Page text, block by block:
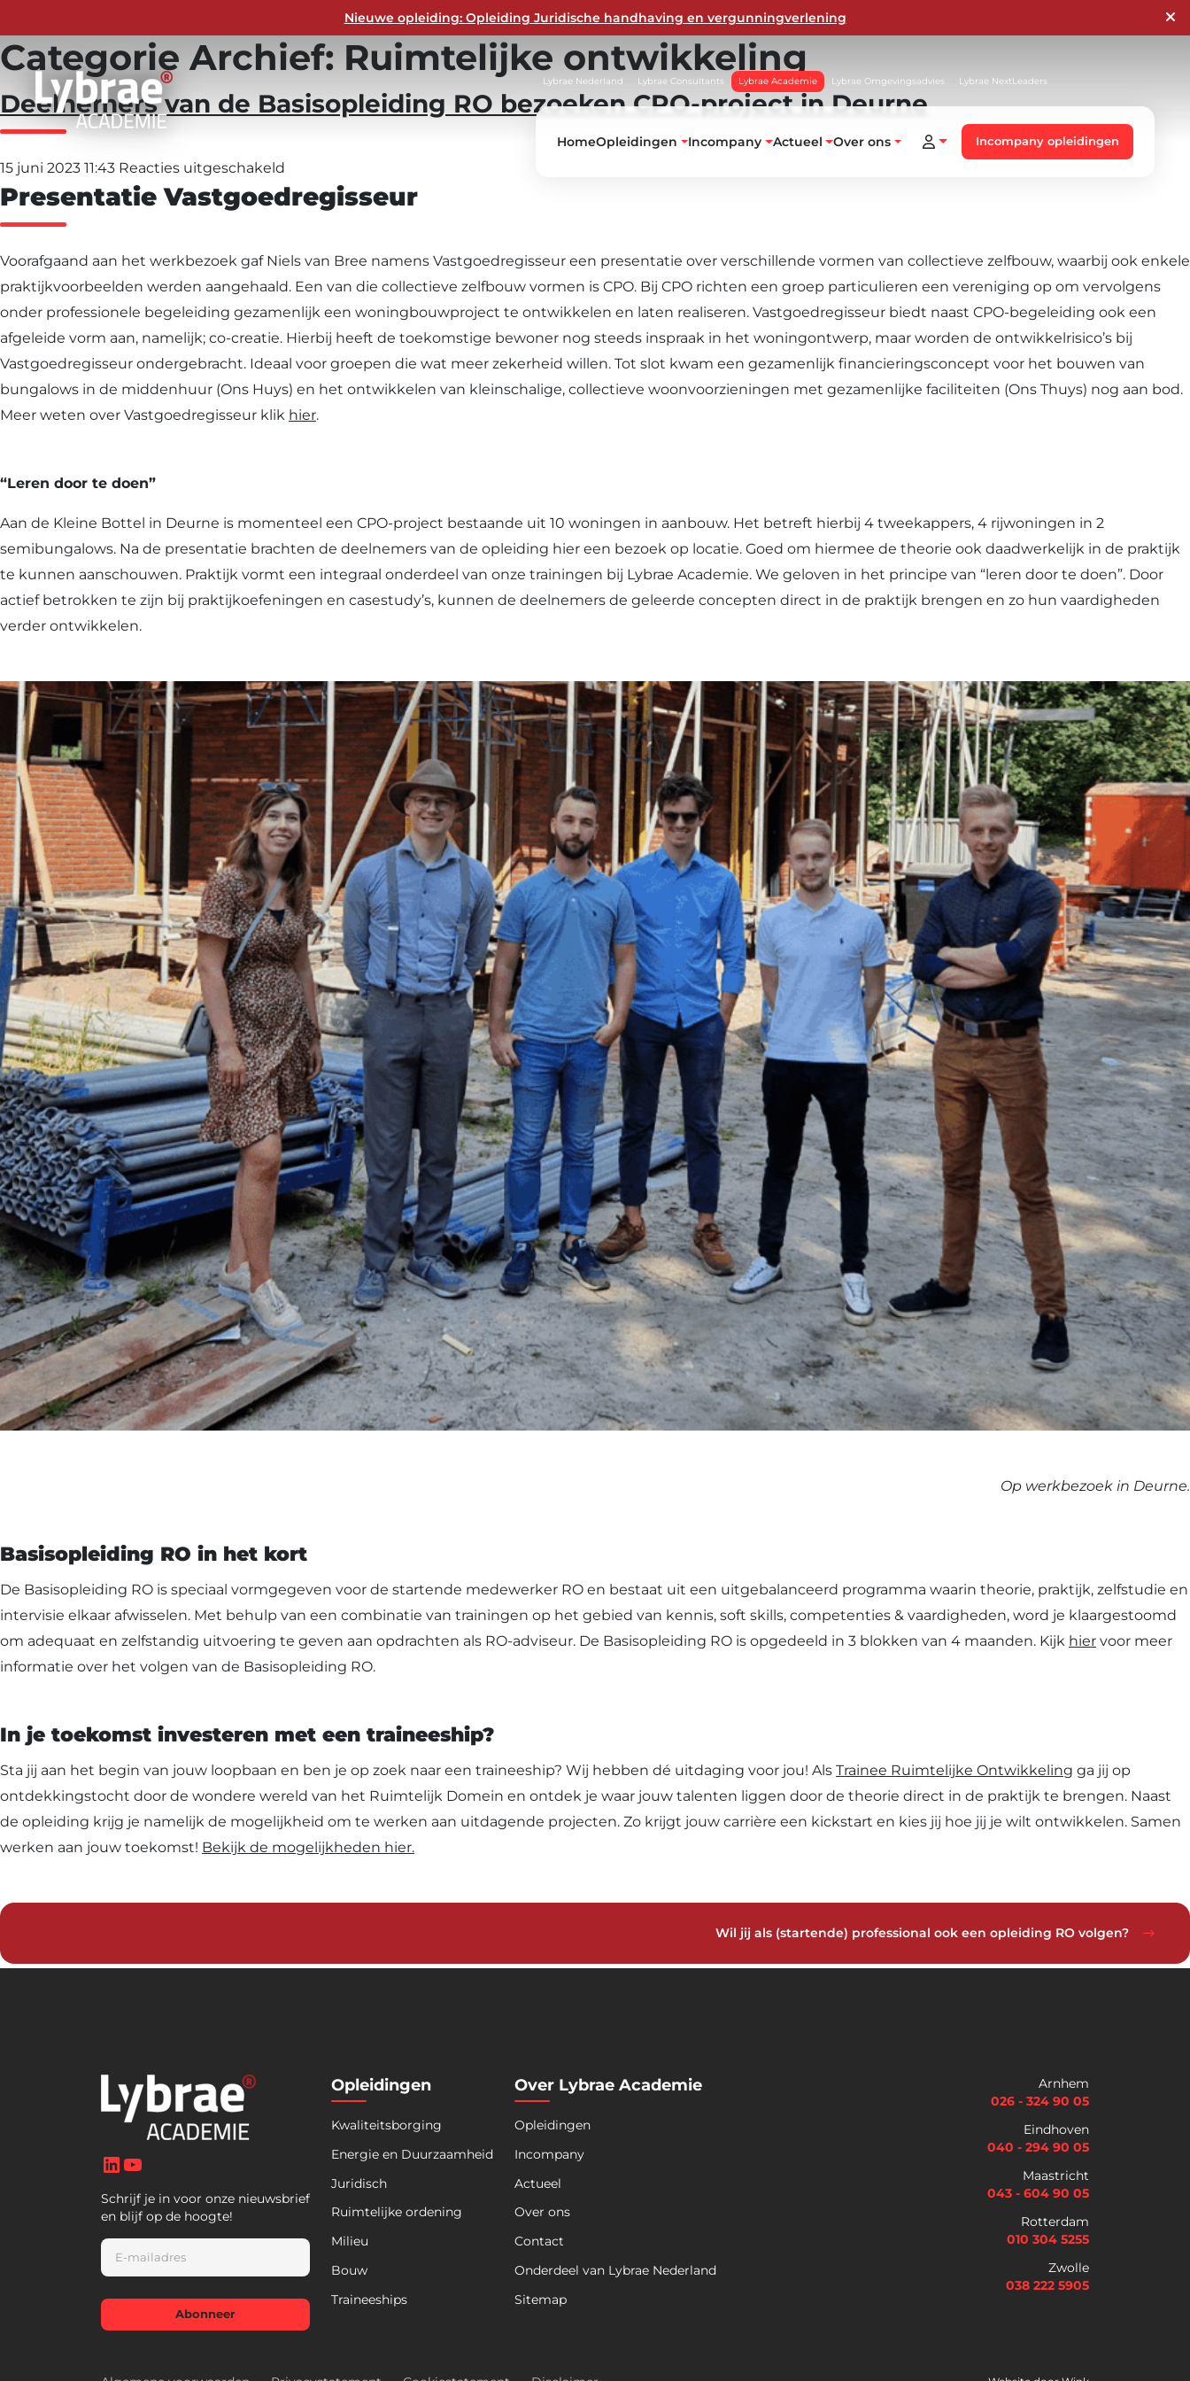
Nieuwe opleiding: Opleiding Juridische handhaving en vergunningverlening
Lybrae Nederland Lybrae Consultants Lybrae Academie Lybrae Omgevingsadvies Lybrae NextLeaders
HomeOpleidingen Incompany Actueel Over ons Incompany opleidingen
Categorie Archief: Ruimtelijke ontwikkeling
Deelnemers van de Basisopleiding RO bezoeken CPO-project in Deurne
15 juni 2023 11:43 Reacties uitgeschakeld
Deelnemers
Basisopleiding
RO
bezoeken
CPO-
project
in
Deurne
Presentatie Vastgoedregisseur
Voorafgaand aan het werkbezoek gaf Niels van Bree namens Vastgoedregisseur een presentatie over verschillende vormen van collectieve zelfbouw, waarbij ook enkele
praktijkvoorbeelden werden aangehaald. Een van die collectieve zelfbouw vormen is CPO. Bij CPO richten een groep particulieren een vereniging op om vervolgens
onder professionele begeleiding gezamenlijk een woningbouwproject te ontwikkelen en laten realiseren. Vastgoedregisseur biedt naast CPO-begeleiding ook een
afgeleide vorm aan, namelijk; co-creatie. Hierbij heeft de toekomstige bewoner nog steeds inspraak in het woningontwerp, maar worden de ontwikkelrisico’s bij
Vastgoedregisseur ondergebracht. Ideaal voor groepen die wat meer zekerheid willen. Tot slot kwam een gezamenlijk financieringsconcept voor het bouwen van
bungalows in de middenhuur (Ons Huys) en het ontwikkelen van kleinschalige, collectieve woonvoorzieningen met gezamenlijke faciliteiten (Ons Thuys) nog aan bod.
Meer weten over Vastgoedregisseur klik hier.
“Leren door te doen”
Aan de Kleine Bottel in Deurne is momenteel een CPO-project bestaande uit 10 woningen in aanbouw. Het betreft hierbij 4 tweekappers, 4 rijwoningen in 2
semibungalows. Na de presentatie brachten de deelnemers van de opleiding hier een bezoek op locatie. Goed om hiermee de theorie ook daadwerkelijk in de praktijk
te kunnen aanschouwen. Praktijk vormt een integraal onderdeel van onze trainingen bij Lybrae Academie. We geloven in het principe van “leren door te doen”. Door
actief betrokken te zijn bij praktijkoefeningen en casestudy’s, kunnen de deelnemers de geleerde concepten direct in de praktijk brengen en zo hun vaardigheden
verder ontwikkelen.
Op werkbezoek in Deurne.
Basisopleiding RO in het kort
De Basisopleiding RO is speciaal vormgegeven voor de startende medewerker RO en bestaat uit een uitgebalanceerd programma waarin theorie, praktijk, zelfstudie en
intervisie elkaar afwisselen. Met behulp van een combinatie van trainingen op het gebied van kennis, soft skills, competenties & vaardigheden, word je klaargestoomd
om adequaat en zelfstandig uitvoering te geven aan opdrachten als RO-adviseur. De Basisopleiding RO is opgedeeld in 3 blokken van 4 maanden. Kijk hier voor meer
informatie over het volgen van de Basisopleiding RO.
In je toekomst investeren met een traineeship?
Sta jij aan het begin van jouw loopbaan en ben je op zoek naar een traineeship? Wij hebben dé uitdaging voor jou! Als Trainee Ruimtelijke Ontwikkeling ga jij op
ontdekkingstocht door de wondere wereld van het Ruimtelijk Domein en ontdek je waar jouw talenten liggen door de theorie direct in de praktijk te brengen. Naast
de opleiding krijg je namelijk de mogelijkheid om te werken aan uitdagende projecten. Zo krijgt jouw carrière een kickstart en kies jij hoe jij je wilt ontwikkelen. Samen
werken aan jouw toekomst! Bekijk de mogelijkheden hier.
Wil jij als (startende) professional ook een opleiding RO volgen?
LinkedIn
Schrijf je in voor onze nieuwsbrief
en blijf op de hoogte!
E
a
i
*
Abonneer
Opleidingen
Kwaliteitsborging
Energie en Duurzaamheid
Juridisch
Ruimtelijke ordening
Milieu
Bouw
Traineeships
Over Lybrae Academie
Opleidingen
Incompany
Actueel
Over ons
Contact
Onderdeel van Lybrae Nederland
Sitemap
Arnhem
026 - 324 90 05
Eindhoven
040 - 294 90 05
Maastricht
043 - 604 90 05
Rotterdam
010 304 5255
Zwolle
038 222 5905
Download nu de opleidingsgids!
Hierbij accepteer ik dat ik via dit e-mailadres
nieuwsbrieven ontvang en akkoord ga met het